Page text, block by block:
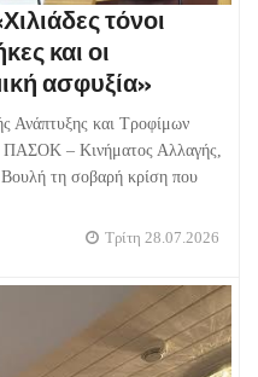
τόνοι
και οι
ασφυξία»
Ανάπτυξης και Τροφίμων
ΠΑΣΟΚ – Κινήματος Αλλαγής,
τη σοβαρή κρίση που
Τρίτη 28.07.2026